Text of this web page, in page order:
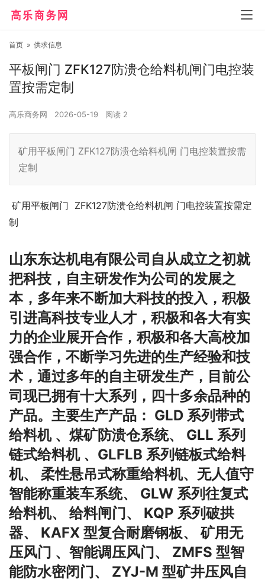
首页 » 供求信息
平板闸门 ZFK127防溃仓给料机闸门电控装
置按需定制
高乐商务网 2026-05-19 阅读 2
矿用平板闸门 ZFK127防溃仓给料机闸 门电控装置按需
定制
矿用平板闸门 ZFK127防溃仓给料机闸 门电控装置按需定
制
山东东达机电有限公司自从成立之初就
把科技，自主研发作为公司的发展之
本，多年来不断加大科技的投入，积极
引进高科技专业人才，积极和各大有实
力的企业展开合作，积极和各大高校加
强合作，不断学习先进的生产经验和技
术，通过多年的自主研发生产，目前公
司现已拥有十大系列，四十多余品种的
产品。 主要生产产品 ： GLD 系列带式
给料机 、煤矿防溃仓系统、 GLL 系列
链式给料机 、GLFLB 系列链板式给料
机、 柔性悬吊式称重给料机、无人值守
智能称重装车系统、 GLW 系列往复式
给料机、 给料闸门、 KQP 系列破拱
器、 KAFX 型复合耐磨钢板、 矿用无
压风门 、智能调压风门、 ZMFS 型智
能防水密闭门、 ZYJ-M 型矿井压风自